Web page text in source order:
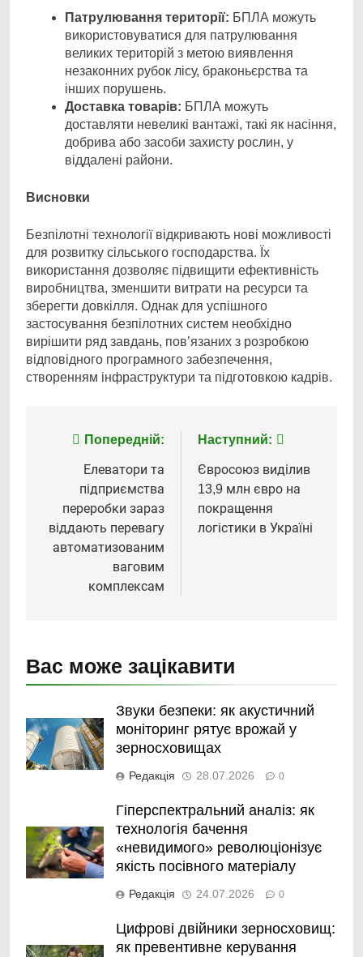
Патрулювання території: БПЛА можуть
використовуватися для патрулювання
великих територій з метою виявлення
незаконних рубок лісу, браконьєрства та
інших порушень.
Доставка товарів: БПЛА можуть
доставляти невеликі вантажі, такі як насіння,
добрива або засоби захисту рослин, у
віддалені райони.
Висновки
Безпілотні технології відкривають нові можливості
для розвитку сільського господарства. Їх
використання дозволяє підвищити ефективність
виробництва, зменшити витрати на ресурси та
зберегти довкілля. Однак для успішного
застосування безпілотних систем необхідно
вирішити ряд завдань, пов’язаних з розробкою
відповідного програмного забезпечення,
створенням інфраструктури та підготовкою кадрів.
Навігація
записів
Попередній:
Елеватори та
підприємства
переробки зараз
віддають перевагу
автоматизованим
ваговим
комплексам
Наступний:
Євросоюз виділив
13,9 млн євро на
покращення
логістики в Україні
Вас може зацікавити
Звуки безпеки: як акустичний
моніторинг рятує врожай у
зерносховищах
Редакція 28.07.2026 0
Гіперспектральний аналіз: як
технологія бачення
«невидимого» революціонізує
якість посівного матеріалу
Редакція 24.07.2026 0
Цифрові двійники зерносховищ:
як превентивне керування